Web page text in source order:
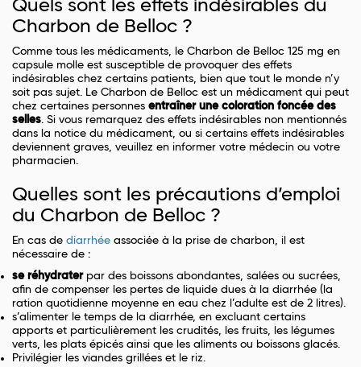
Quels sont les effets indésirables du
Charbon de Belloc ?
Comme tous les médicaments, le Charbon de Belloc 125 mg en
capsule molle est susceptible de provoquer des effets
indésirables chez certains patients, bien que tout le monde n’y
soit pas sujet. Le Charbon de Belloc est un médicament qui peut
chez certaines personnes entraîner une coloration foncée des
selles. Si vous remarquez des effets indésirables non mentionnés
dans la notice du médicament, ou si certains effets indésirables
deviennent graves, veuillez en informer votre médecin ou votre
pharmacien.
Quelles sont les précautions d’emploi
du Charbon de Belloc ?
En cas de diarrhée associée à la prise de charbon, il est
nécessaire de :
se réhydraterpar des boissons abondantes, salées ou sucrées,
afin de compenser les pertes de liquide dues à la diarrhée (la
ration quotidienne moyenne en eau chez l’adulte est de 2 litres).
s’alimenter le temps de la diarrhée, en excluant certains
apports et particulièrement les crudités, les fruits, les légumes
verts, les plats épicés ainsi que les aliments ou boissons glacés.
Privilégier les viandes grillées et le riz.